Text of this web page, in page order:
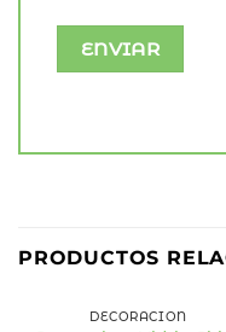
PRODUCTOS
DECORACIÓN